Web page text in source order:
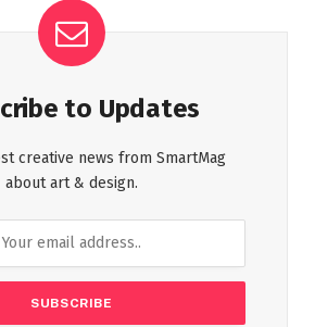
to Updates
creative news from SmartMag
about art & design.